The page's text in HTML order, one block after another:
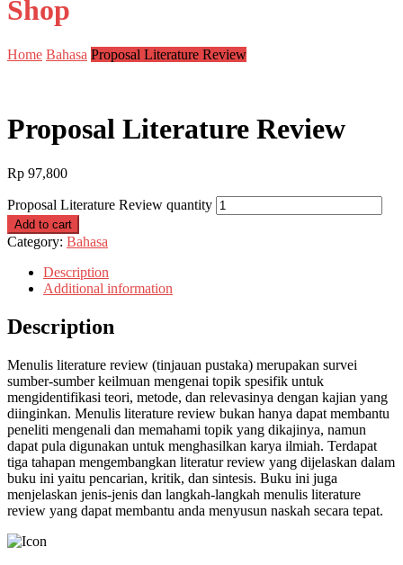
Shop
Home Bahasa Proposal Literature Review
Proposal Literature Review
Rp 97,800
Proposal Literature Review quantity
Add to cart
Category: Bahasa
Description
Additional information
Description
Menulis literature review (tinjauan pustaka) merupakan survei
sumber-sumber keilmuan mengenai topik spesifik untuk
mengidentifikasi teori, metode, dan relevasinya dengan kajian yang
diinginkan. Menulis literature review bukan hanya dapat membantu
peneliti mengenali dan memahami topik yang dikajinya, namun
dapat pula digunakan untuk menghasilkan karya ilmiah. Terdapat
tiga tahapan mengembangkan literatur review yang dijelaskan dalam
buku ini yaitu pencarian, kritik, dan sintesis. Buku ini juga
menjelaskan jenis-jenis dan langkah-langkah menulis literature
review yang dapat membantu anda menyusun naskah secara tepat.